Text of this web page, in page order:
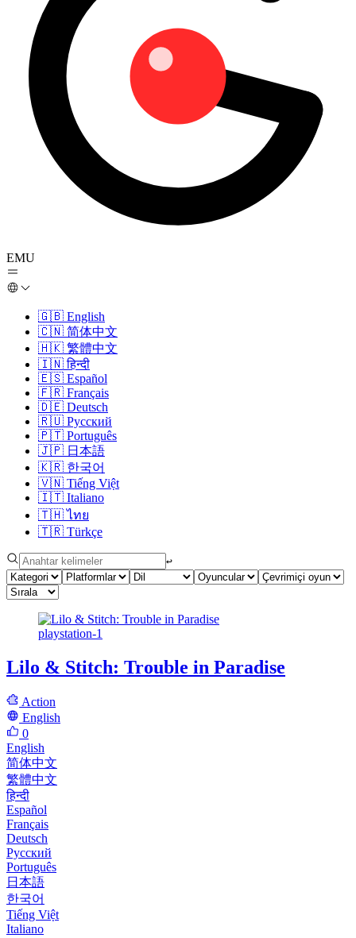
EMU
🇬🇧 English
🇨🇳 简体中文
🇭🇰 繁體中文
🇮🇳 हिन्दी
🇪🇸 Español
🇫🇷 Français
🇩🇪 Deutsch
🇷🇺 Русский
🇵🇹 Português
🇯🇵 日本語
🇰🇷 한국어
🇻🇳 Tiếng Việt
🇮🇹 Italiano
🇹🇭 ไทย
🇹🇷 Türkçe
↩︎
playstation-1
Lilo & Stitch: Trouble in Paradise
Action
English
0
English
简体中文
繁體中文
हिन्दी
Español
Français
Deutsch
Русский
Português
日本語
한국어
Tiếng Việt
Italiano